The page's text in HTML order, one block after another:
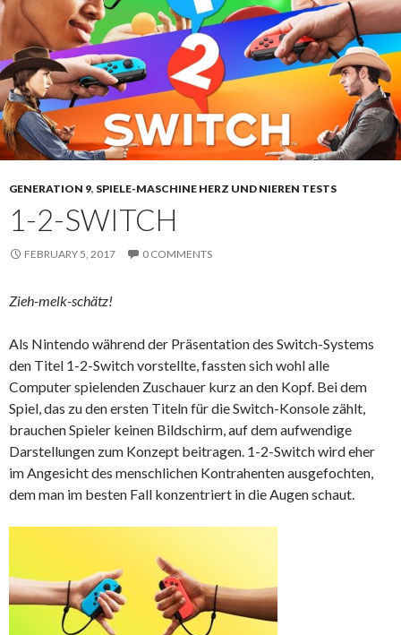
GENERATION 9, SPIELE-MASCHINE HERZ UND NIEREN TESTS
1-2-SWITCH
FEBRUARY 5, 2017 0 COMMENTS
Zieh-melk-schätz!
Als Nintendo während der Präsentation des Switch-Systems
den Titel 1-2-Switch vorstellte, fassten sich wohl alle
Computer spielenden Zuschauer kurz an den Kopf. Bei dem
Spiel, das zu den ersten Titeln für die Switch-Konsole zählt,
brauchen Spieler keinen Bildschirm, auf dem aufwendige
Darstellungen zum Konzept beitragen. 1-2-Switch wird eher
im Angesicht des menschlichen Kontrahenten ausgefochten,
dem man im besten Fall konzentriert in die Augen schaut.